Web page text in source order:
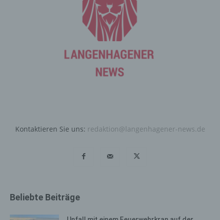
Kontaktieren Sie uns: redaktion@langenhagener-news.de
Beliebte Beiträge
Bei der Nutzung dieser allgemeinen Daten und
Informationen ziehen wird keine Rückschlüsse auf die
benötigt, um (1) die Inhalte unserer Internetseite korrekt
auszuliefern, (2) die Inhalte unserer Internetseite sowie
notwendigen Informationen bereitzustellen. Diese
durch uns daher einerseits statistisch und ferner mit dem
verarbeiteten personenbezogenen Daten